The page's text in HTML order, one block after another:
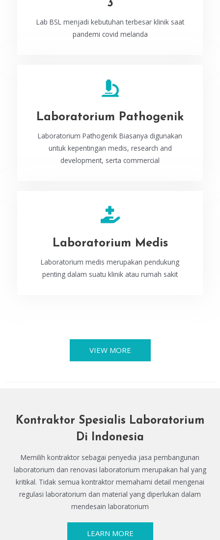
3
Lab BSL menjadi kebutuhan terbesar klinik saat
pandemi covid melanda
Laboratorium Pathogenik
Laboratorium Pathogenik Biasanya digunakan
untuk kepentingan medis, research and
development, serta commercial
Laboratorium Medis
Laboratorium medis merupakan pendukung
penting dalam suatu klinik atau rumah sakit
VIEW MORE
Kontraktor Spesialis Laboratorium
Di Indonesia
Memilih kontraktor sebagai penyedia jasa pembangunan
laboratorium dan renovasi laboratorium merupakan hal yang
kritikal. Tidak semua kontraktor memahami detail mengenai
regulasi laboratorium dan material yang diperlukan dalam
mendesain laboratorium
LEARN MORE